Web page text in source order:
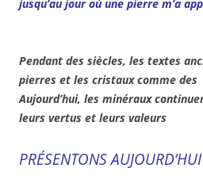
jusqu’au jour où une pierre m’a
Pendant des siècles, les textes
pierres et les cristaux comme des
Aujourd’hui, les minéraux
leurs vertus et leurs valeurs
PRÉSENTONS AUJOURD’HUI